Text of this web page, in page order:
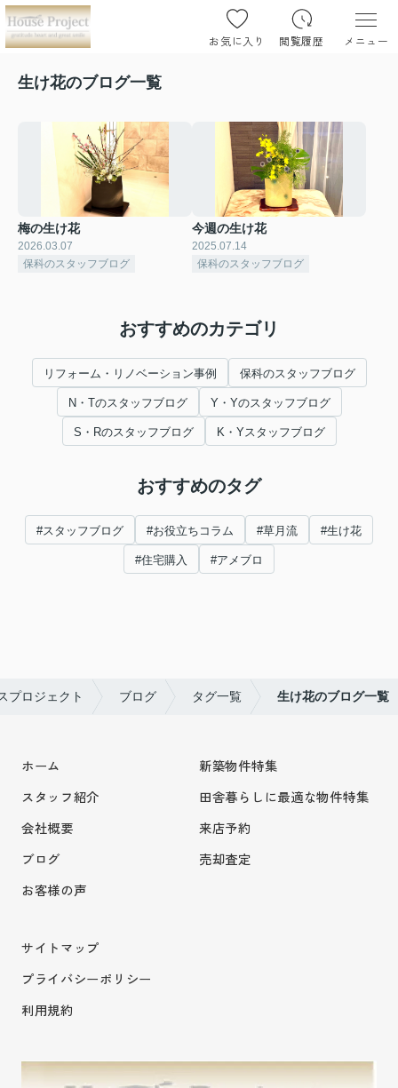
お気に入り 閲覧履歴 メニュー
生け花のブログ一覧
梅の生け花
2026.03.07
保科のスタッフブログ
今週の生け花
2025.07.14
保科のスタッフブログ
おすすめのカテゴリ
リフォーム・リノベーション事例 保科のスタッフブログ
N・Tのスタッフブログ Y・Yのスタッフブログ
S・Rのスタッフブログ K・Yスタッフブログ
おすすめのタグ
#スタッフブログ #お役立ちコラム #草月流 #生け花
#住宅購入 #アメブロ
プロジェクト ブログ タグ一覧 生け花のブログ一覧
ホーム
スタッフ紹介
会社概要
ブログ
お客様の声
新築物件特集
田舎暮らしに最適な物件特集
来店予約
売却査定
サイトマップ
プライバシーポリシー
利用規約